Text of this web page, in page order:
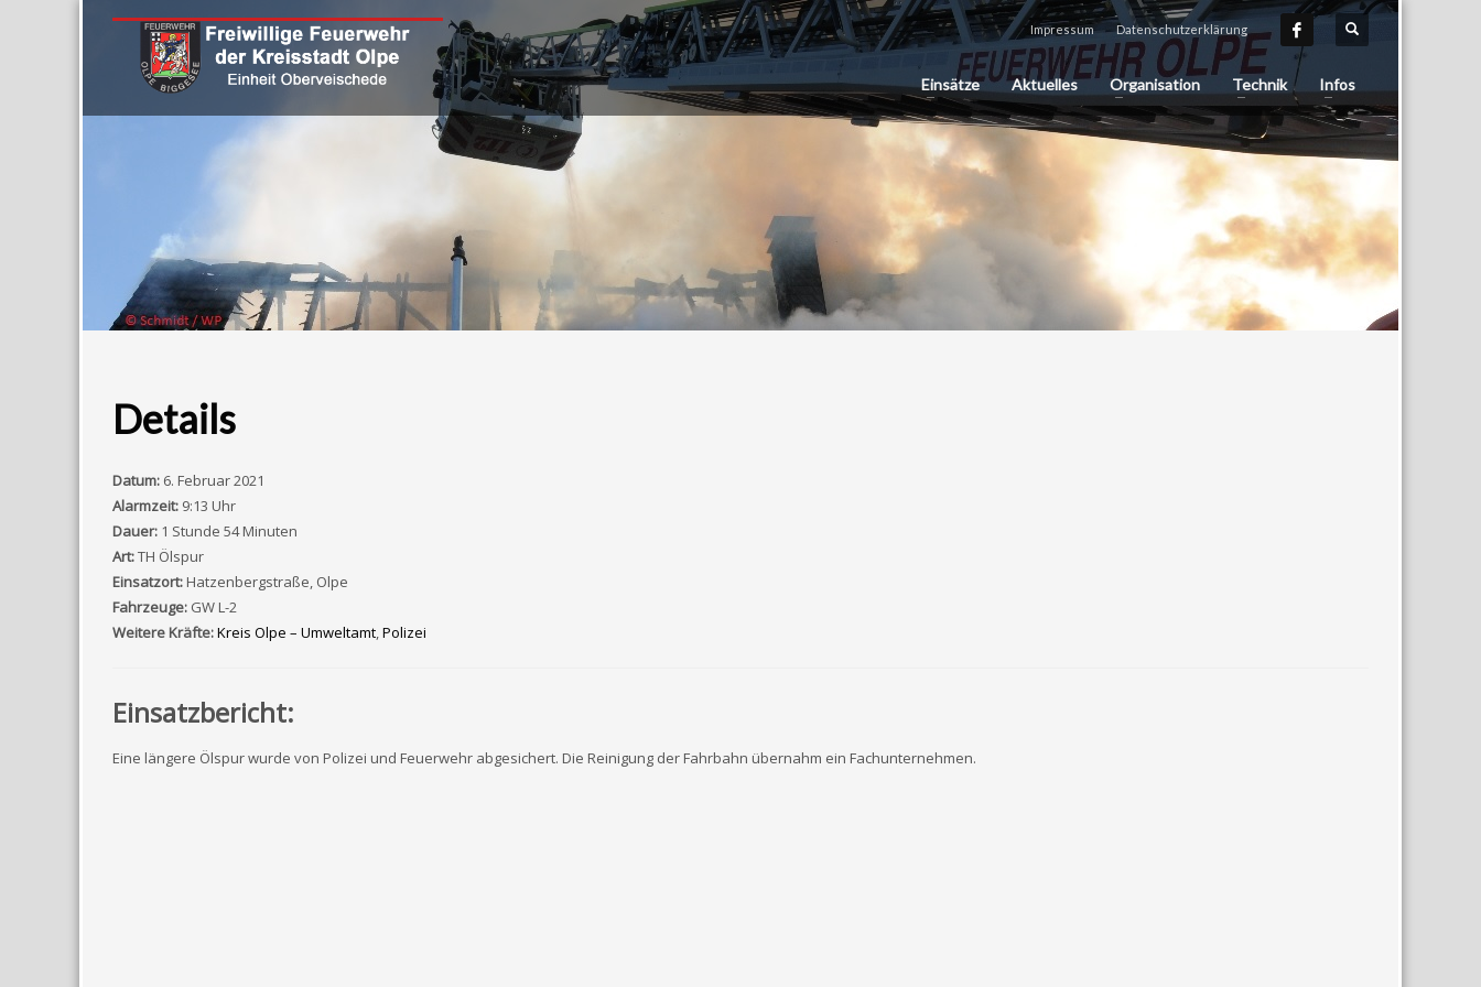
Impressum Datenschutzerklärung
Einsätze Aktuelles Organisation Technik Infos
Details
Datum: 6. Februar 2021
Alarmzeit: 9:13 Uhr
Dauer: 1 Stunde 54 Minuten
Art:TH Ölspur
Einsatzort:Hatzenbergstraße, Olpe
Fahrzeuge: GW L-2
Weitere Kräfte:Kreis Olpe – Umweltamt,Polizei
Einsatzbericht:
Eine längere Ölspur wurde von Polizei und Feuerwehr abgesichert. Die Reinigung der Fahrbahn übernahm ein Fachunternehmen.